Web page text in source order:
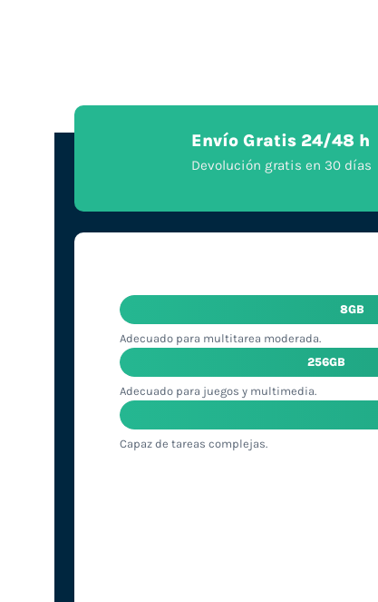
Envío Gratis 24/48 h
Devolución gratis en 30 días
8GB
Adecuado para multitarea moderada.
256GB
Adecuado para juegos y multimedia.
Capaz de tareas complejas.